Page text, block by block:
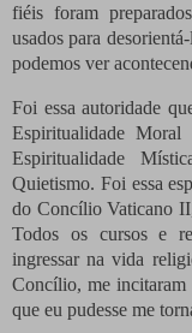
fiéis foram
usados ​​para
podemos ver
Foi essa autoridade
Espiritualidade
Espiritualidade
Quietismo. Foi essa
do Concílio Vaticano
Todos os cursos e
ingressar na vida
Concílio, me incitaram
que eu pudesse me